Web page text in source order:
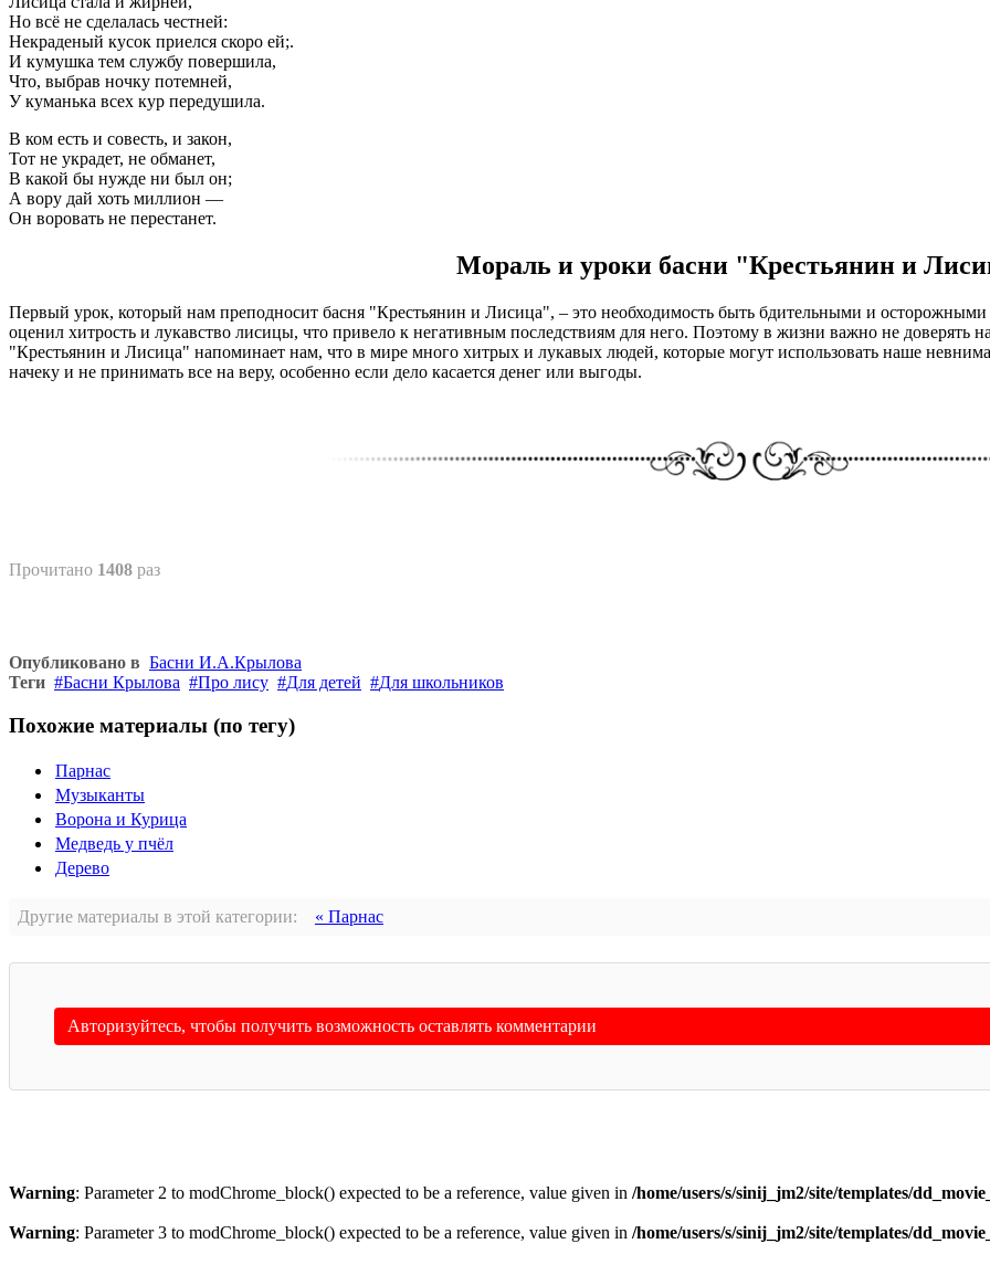
Но всё не сделалась честней:
Некраденый кусок приелся скоро ей;.
И кумушка тем службу повершила,
Что, выбрав ночку потемней,
У куманька всех кур передушила.
В ком есть и совесть, и закон,
Тот не украдет, не обманет,
В какой бы нужде ни был он;
А вору дай хоть миллион —
Он воровать не перестанет.
Мораль и уроки басни "Крестьянин и
Первый урок, который нам преподносит басня "Крестьянин и Лисица", – это необходимость быть бдительными и
оценил хитрость и лукавство лисицы, что привело к негативным последствиям для него. Поэтому в жизни важно не
"Крестьянин и Лисица" напоминает нам, что в мире много хитрых и лукавых людей, которые могут использовать наше
начеку и не принимать все на веру, особенно если дело касается денег или выгоды.
Прочитано 1408 раз
Опубликовано в Басни И.А.Крылова
Теги
Басни Крылова Про лису Для детей Для школьников
Похожие материалы (по тегу)
Парнас
Музыканты
Ворона и Курица
Медведь у пчёл
Дерево
Другие материалы в этой категории: « Парнас
Авторизуйтесь, чтобы получить возможность оставлять комментарии
Warning: Parameter 2 to modChrome_block() expected to be a reference, value given in /home/users/s/sinij_jm2/site/templates/
Warning: Parameter 3 to modChrome_block() expected to be a reference, value given in /home/users/s/sinij_jm2/site/templates/